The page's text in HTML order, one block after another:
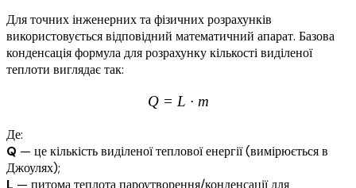
Для точних інженерних та фізичних розрахунків
використовується відповідний математичний апарат. Базова
конденсація формула для розрахунку кількості виділеної
теплоти виглядає так:
Q = L · m
Де:
Q — це кількість виділеної теплової енергії (вимірюється в
Джоулях);
L — питома теплота пароутворення/конденсації для